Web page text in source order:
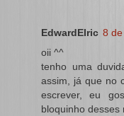
EdwardElric 8
oii ^^
tenho uma
assim, já que no
escrever, eu
bloquinho desses